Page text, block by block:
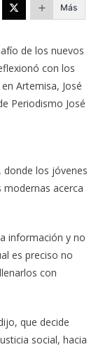
Más
de los nuevos
con los
Artemisa, José
Periodismo José
donde los jóvenes
acerca
información y no
es preciso no
con
que decide
social, hacia